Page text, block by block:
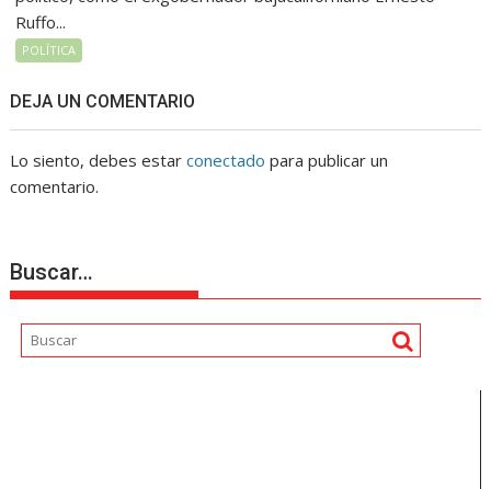
Ruffo...
POLÍTICA
DEJA UN COMENTARIO
Lo siento, debes estarconectado para publicar un
comentario.
Buscar…